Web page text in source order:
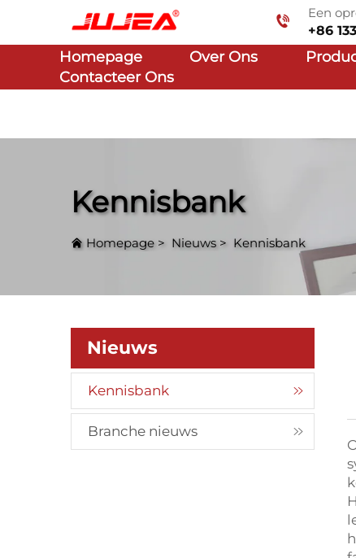
Een
+86
Homepage Over Ons
Contacteer Ons
Kennisbank
Homepage > Nieuws > Kennisbank
Nieuws
Kennisbank
Branche nieuws